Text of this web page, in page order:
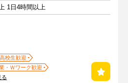
1日4時間以上
高校生歓迎
・Ｗワーク歓迎
る